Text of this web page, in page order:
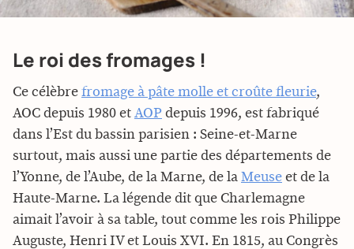
Le roi des fromages !
Ce célèbre fromage à pâte molle et croûte fleurie,
AOC depuis 1980 et AOP depuis 1996, est fabriqué
dans l’Est du bassin parisien : Seine-et-Marne
surtout, mais aussi une partie des départements de
l’Yonne, de l’Aube, de la Marne, de la Meuse et de la
Haute-Marne. La légende dit que Charlemagne
aimait l’avoir à sa table, tout comme les rois Philippe
Auguste, Henri IV et Louis XVI. En 1815, au Congrès